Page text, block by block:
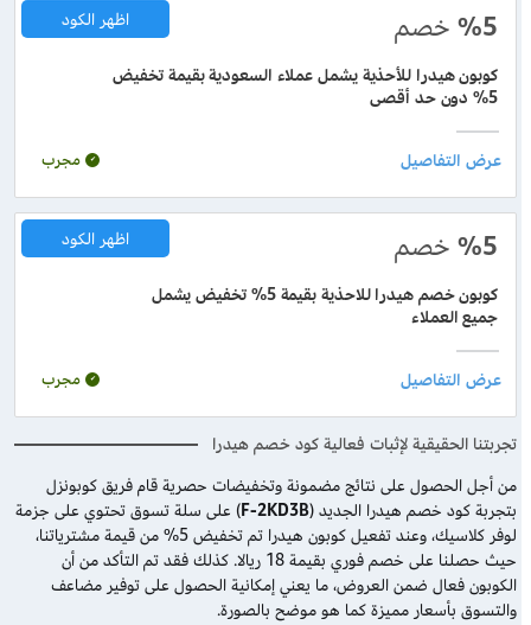
%5 خصم
كوبون هيدرا للأحذية يشمل عملاء السعودية بقيمة تخفيض
5% دون حد أقصى
اظهر الكود
مجرب
%5 خصم
كوبون خصم هيدرا للاحذية بقيمة 5% تخفيض يشمل
جميع العملاء
اظهر الكود
مجرب
تجربتنا الحقيقية لإثبات فعالية كود خصم هيدرا
من أجل الحصول على نتائج مضمونة وتخفيضات حصرية قام فريق كوبونزل
بتجربة كود خصم هيدرا الجديد (F-2KD3B) على سلة تسوق تحتوي على جزمة
لوفر كلاسيك، وعند تفعيل كوبون هيدرا تم تخفيض 5% من قيمة مشترياتنا،
حيث حصلنا على خصم فوري بقيمة 18 ريالا. كذلك فقد تم التأكد من أن
الكوبون فعال ضمن العروض، ما يعني إمكانية الحصول على توفير مضاعف
والتسوق بأسعار مميزة كما هو موضح بالصورة.